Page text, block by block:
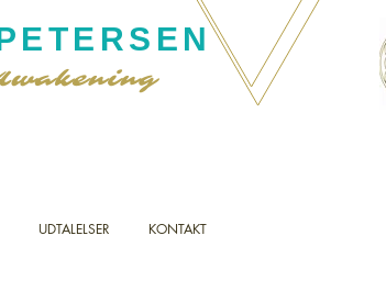
UDTALELSER KONTAKT